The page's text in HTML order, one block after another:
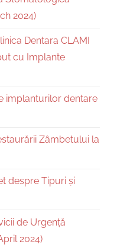
2024)
Dentara CLAMI
cu Implante
implanturilor dentare
Zâmbetului la
despre Tipuri și
de Urgență
2024)